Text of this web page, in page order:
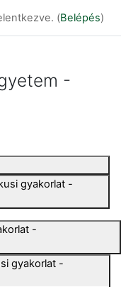
(Belépés)
-
gyakorlat -
-
gyakorlat -